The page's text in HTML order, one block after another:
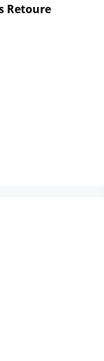
Retoure